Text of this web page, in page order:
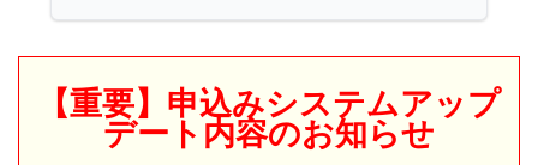
【重要】申込みシステムアップ
デート内容のお知らせ